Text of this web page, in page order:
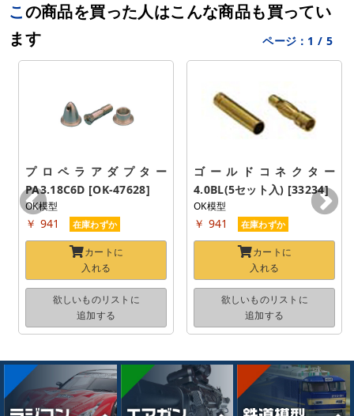
この商品を買った人はこんな商品も買ってい
ます
ページ： 1 / 5
プロペラアダプター
PA3.18C6D [OK-47628]
OK模型
￥ 941 在庫わずか
カートに
入れる
欲しいものリストに
追加する
ゴールドコネクター
4.0BL(5セット入) [33234]
OK模型
￥ 941 在庫わずか
カートに
入れる
欲しいものリストに
追加する